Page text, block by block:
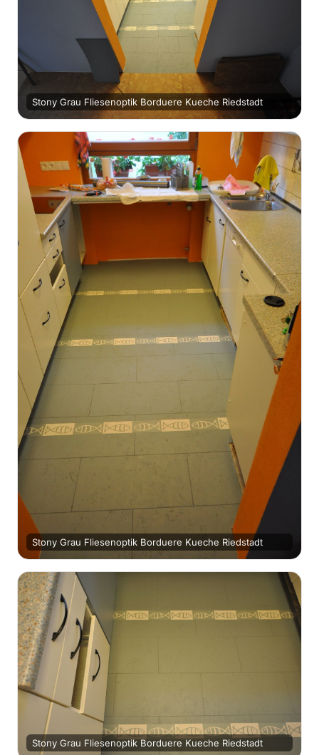
Stony Grau Fliesenoptik Borduere Kueche Riedstadt
Stony Grau Fliesenoptik Borduere Kueche Riedstadt
Stony Grau Fliesenoptik Borduere Kueche Riedstadt